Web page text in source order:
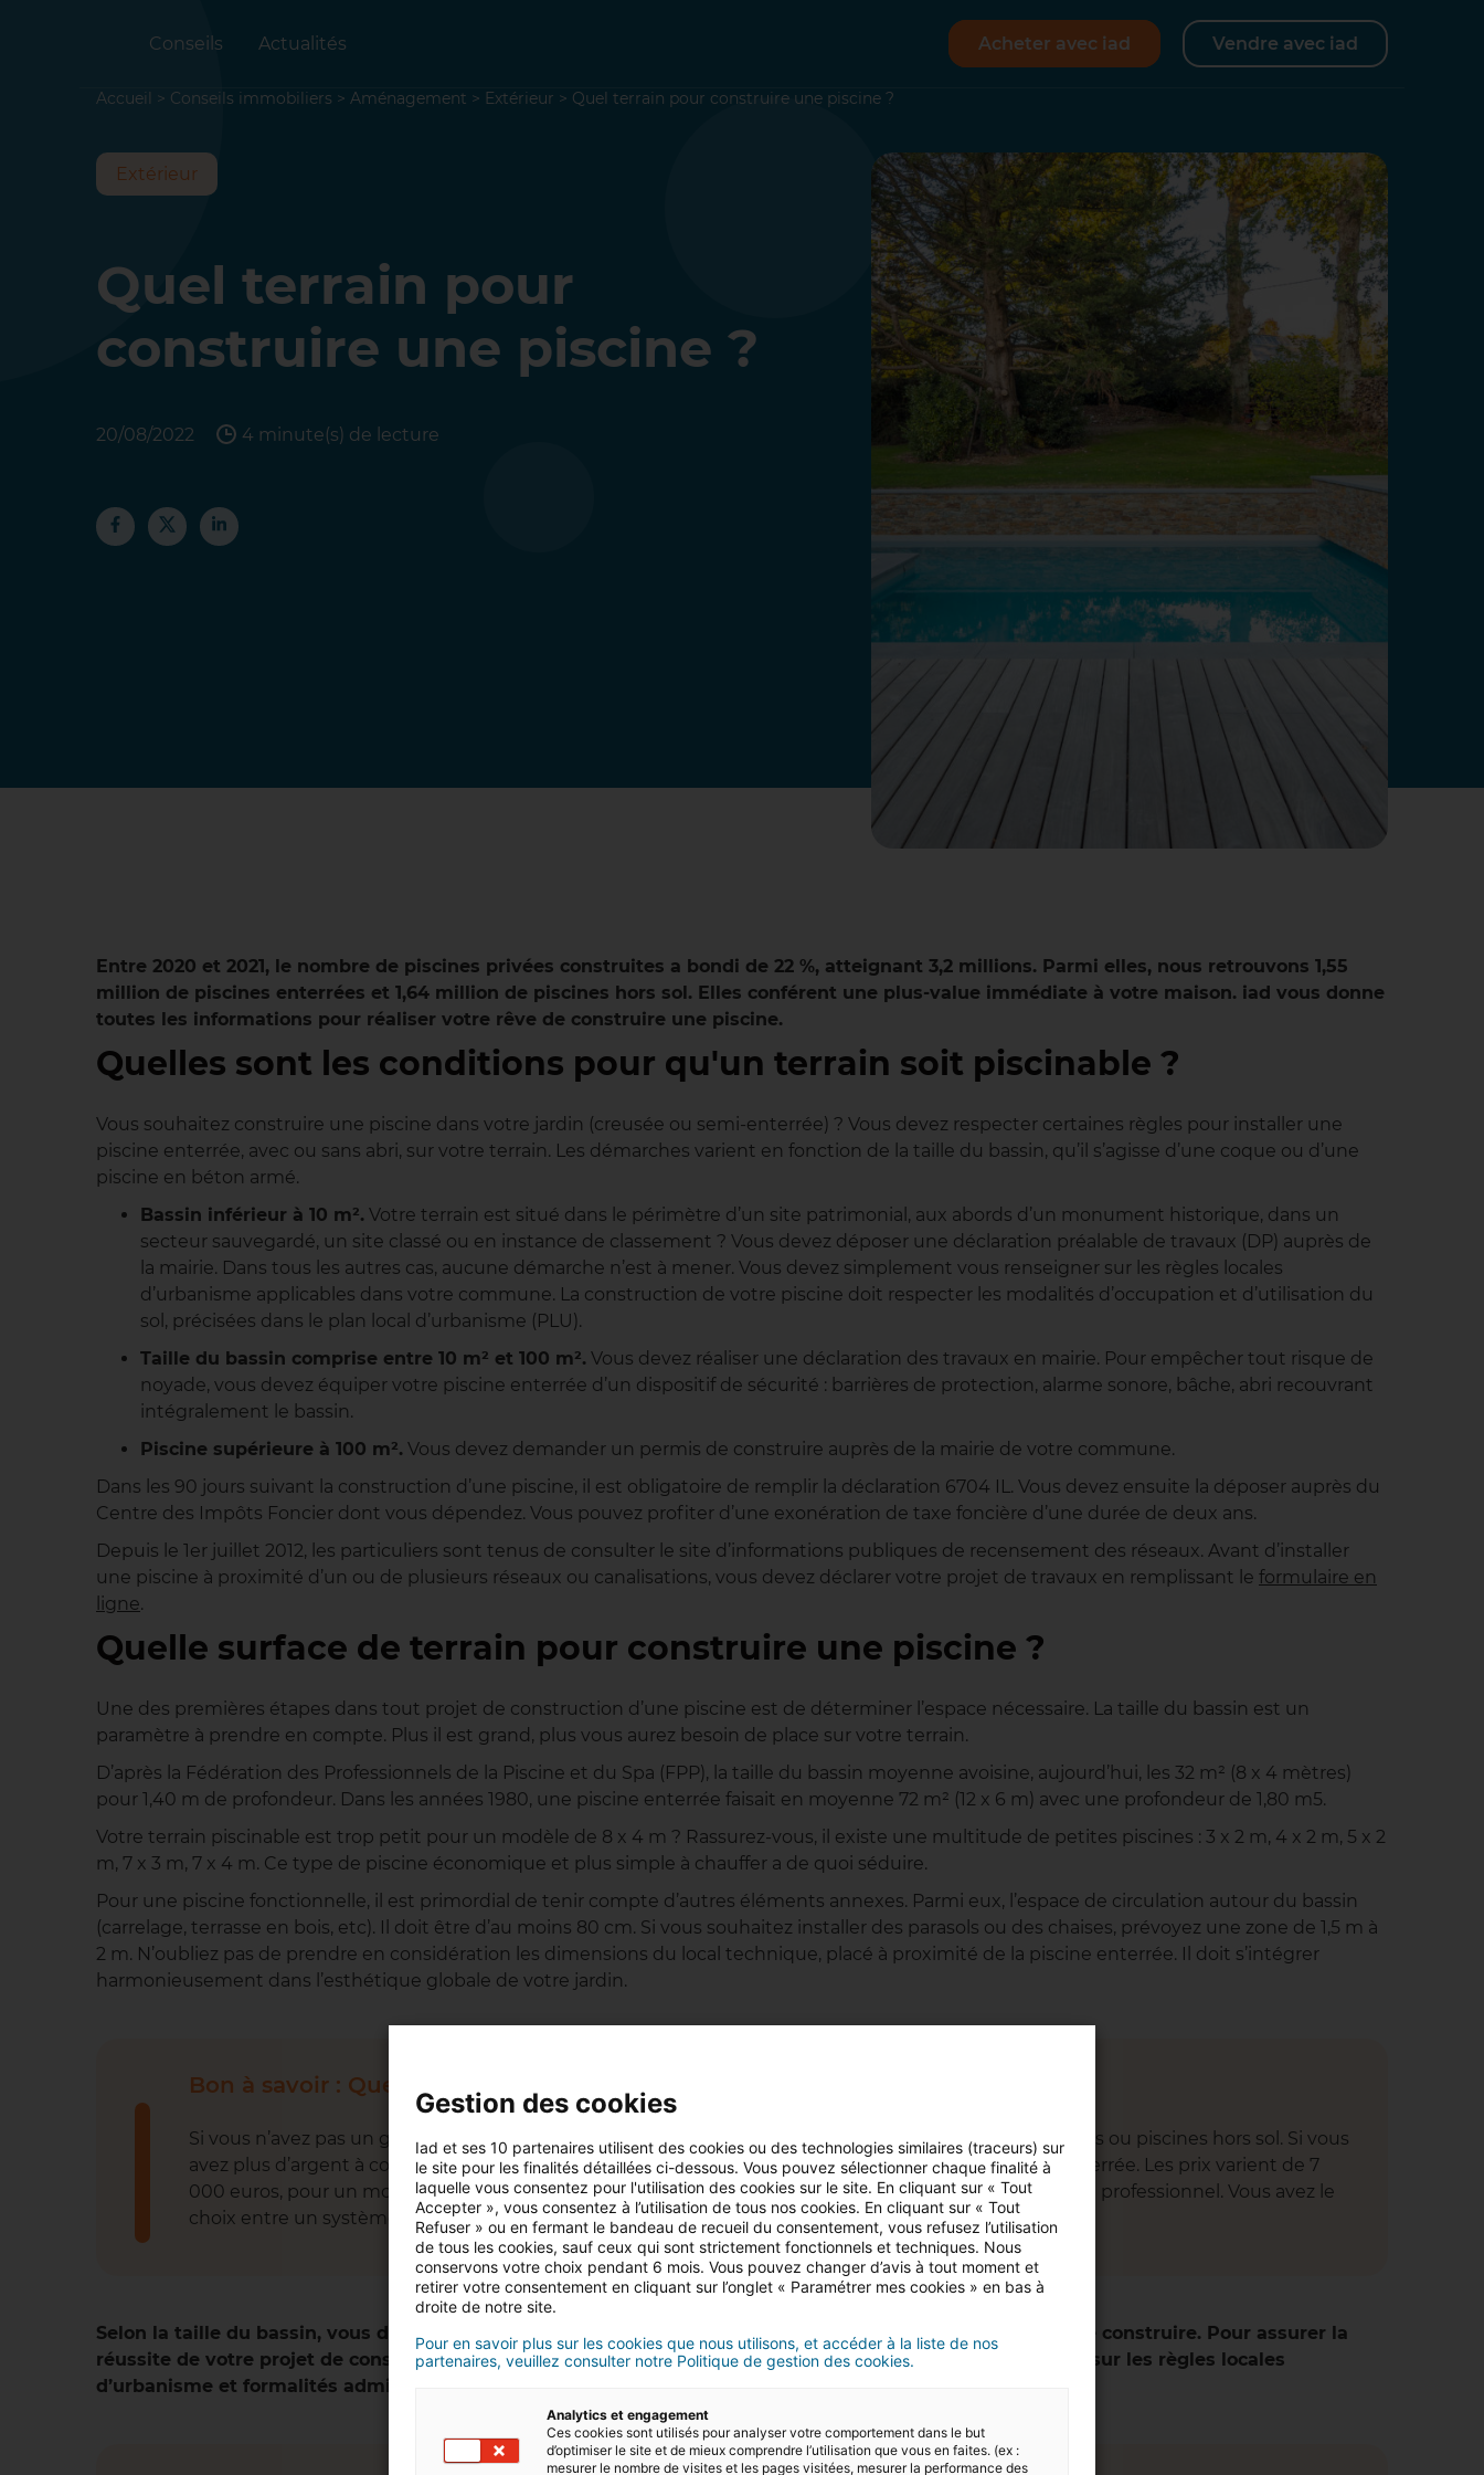
Conseils Actualités Acheter avec iad Vendre avec iad
Accueil > Conseils immobiliers > Aménagement > Extérieur > Quel terrain pour construire une piscine ?
Quel terrain pour
construire une piscine ?
20/08/2022 4 minute(s) de lecture
Extérieur
Entre 2020 et 2021, le nombre de piscines privées construites a bondi de 22 %, atteignant 3,2 millions. Parmi elles, nous retrouvons 1,55
million de piscines enterrées et 1,64 million de piscines hors sol. Elles conférent une plus-value immédiate à votre maison. iad vous donne
toutes les informations pour réaliser votre rêve de construire une piscine.
Quelles sont les conditions pour qu'un terrain soit piscinable ?
Vous souhaitez construire une piscine dans votre jardin (creusée ou semi-enterrée) ? Vous devez respecter certaines règles pour installer une
piscine enterrée, avec ou sans abri, sur votre terrain. Les démarches varient en fonction de la taille du bassin, qu’il s’agisse d’une coque ou d’une
piscine en béton armé.
Bassin inférieur à 10 m². Votre terrain est situé dans le périmètre d’un site patrimonial, aux abords d’un monument historique, dans un
secteur sauvegardé, un site classé ou en instance de classement ? Vous devez déposer une déclaration préalable de travaux (DP) auprès de
la mairie. Dans tous les autres cas, aucune démarche n’est à mener. Vous devez simplement vous renseigner sur les règles locales
d’urbanisme applicables dans votre commune. La construction de votre piscine doit respecter les modalités d’occupation et d’utilisation du
sol, précisées dans le plan local d’urbanisme (PLU).
Taille du bassin comprise entre 10 m² et 100 m². Vous devez réaliser une déclaration des travaux en mairie. Pour empêcher tout risque de
noyade, vous devez équiper votre piscine enterrée d’un dispositif de sécurité : barrières de protection, alarme sonore, bâche, abri recouvrant
intégralement le bassin.
Piscine supérieure à 100 m². Vous devez demander un permis de construire auprès de la mairie de votre commune.
Dans les 90 jours suivant la construction d’une piscine, il est obligatoire de remplir la déclaration 6704 IL. Vous devez ensuite la déposer auprès du
Centre des Impôts Foncier dont vous dépendez. Vous pouvez profiter d’une exonération de taxe foncière d’une durée de deux ans.
Depuis le 1er juillet 2012, les particuliers sont tenus de consulter le site d’informations publiques de recensement des réseaux. Avant d’installer
une piscine à proximité d’un ou de plusieurs réseaux ou canalisations, vous devez déclarer votre projet de travaux en remplissant le formulaire en
ligne.
Quelle surface de terrain pour construire une piscine ?
Une des premières étapes dans tout projet de construction d’une piscine est de déterminer l’espace nécessaire. La taille du bassin est un
paramètre à prendre en compte. Plus il est grand, plus vous aurez besoin de place sur votre terrain.
D’après la Fédération des Professionnels de la Piscine et du Spa (FPP), la taille du bassin moyenne avoisine, aujourd’hui, les 32 m² (8 x 4 mètres)
pour 1,40 m de profondeur. Dans les années 1980, une piscine enterrée faisait en moyenne 72 m² (12 x 6 m) avec une profondeur de 1,80 m5.
Votre terrain piscinable est trop petit pour un modèle de 8 x 4 m ? Rassurez-vous, il existe une multitude de petites piscines : 3 x 2 m, 4 x 2 m, 5 x 2
m, 7 x 3 m, 7 x 4 m. Ce type de piscine économique et plus simple à chauffer a de quoi séduire.
Pour une piscine fonctionnelle, il est primordial de tenir compte d’autres éléments annexes. Parmi eux, l’espace de circulation autour du bassin
(carrelage, terrasse en bois, etc). Il doit être d’au moins 80 cm. Si vous souhaitez installer des parasols ou des chaises, prévoyez une zone de 1,5 m à
2 m. N’oubliez pas de prendre en considération les dimensions du local technique, placé à proximité de la piscine enterrée. Il doit s’intégrer
harmonieusement dans l’esthétique globale de votre jardin.
Bon à savoir : Quel type de piscine est le moins cher ?
Si vous n’avez pas un gros budget, vous pouvez vous tourner vers les piscines en kit, piscines gonflables ou piscines hors sol. Si vous
avez plus d’argent à consacrer à la construction d’une piscine, vous pouvez opter pour une piscine enterrée. Les prix varient de 7
000 euros, pour un modèle à installer soi-même, à 15 000 euros au minimum, si elle est installée par un professionnel. Vous avez le
choix entre un système de filtration à sable, verre, cartouche ou diatomées.
Selon la taille du bassin, vous devrez faire une déclaration préalable de travaux ou demander un permis de construire. Pour assurer la
réussite de votre projet de construction d’une piscine, iad vous conseille de vous renseigner au maximum sur les règles locales
d’urbanisme et formalités administratives.
Gestion des cookies
Iad et ses 10 partenaires utilisent des cookies ou des technologies similaires (traceurs) sur
le site pour les finalités détaillées ci-dessous. Vous pouvez sélectionner chaque finalité à
laquelle vous consentez pour l'utilisation des cookies sur le site. En cliquant sur « Tout
Accepter », vous consentez à l’utilisation de tous nos cookies. En cliquant sur « Tout
Refuser » ou en fermant le bandeau de recueil du consentement, vous refusez l’utilisation
de tous les cookies, sauf ceux qui sont strictement fonctionnels et techniques. Nous
conservons votre choix pendant 6 mois. Vous pouvez changer d’avis à tout moment et
retirer votre consentement en cliquant sur l’onglet « Paramétrer mes cookies » en bas à
droite de notre site.
Pour en savoir plus sur les cookies que nous utilisons, et accéder à la liste de nos
partenaires, veuillez consulter notre Politique de gestion des cookies.
Analytics et engagement
Ces cookies sont utilisés pour analyser votre comportement dans le but
d’optimiser le site et de mieux comprendre l’utilisation que vous en faites. (ex :
mesurer le nombre de visites et les pages visitées, mesurer la performance des